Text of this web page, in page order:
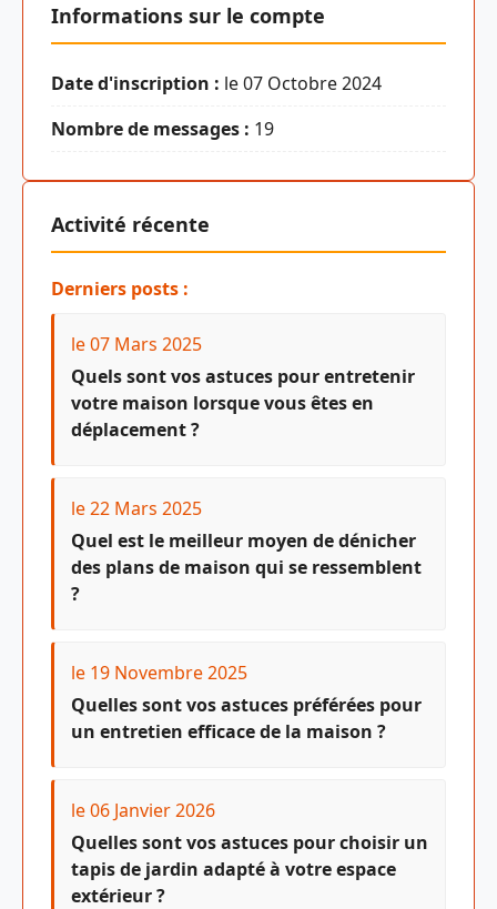
Informations sur le compte
Date d'inscription : le 07 Octobre 2024
Nombre de messages : 19
Activité récente
Derniers posts :
le 07 Mars 2025
Quels sont vos astuces pour entretenir
votre maison lorsque vous êtes en
déplacement ?
le 22 Mars 2025
Quel est le meilleur moyen de dénicher
des plans de maison qui se ressemblent
?
le 19 Novembre 2025
Quelles sont vos astuces préférées pour
un entretien efficace de la maison ?
le 06 Janvier 2026
Quelles sont vos astuces pour choisir un
tapis de jardin adapté à votre espace
extérieur ?